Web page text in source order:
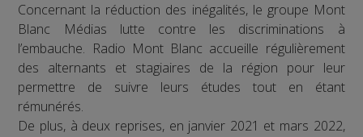
Concernant la réduction des inégalités, le groupe Mont
Blanc Médias lutte contre les discriminations à
l’embauche. Radio Mont Blanc accueille régulièrement
des alternants et stagiaires de la région pour leur
permettre de suivre leurs études tout en étant
rémunérés.
De plus, à deux reprises, en janvier 2021 et mars 2022,